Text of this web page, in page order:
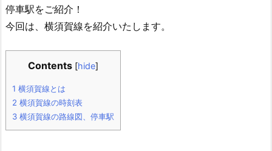
停車駅をご紹介！
今回は、横須賀線を紹介いたします。
Contents [hide]
1 横須賀線とは
2 横須賀線の時刻表
3 横須賀線の路線図、停車駅